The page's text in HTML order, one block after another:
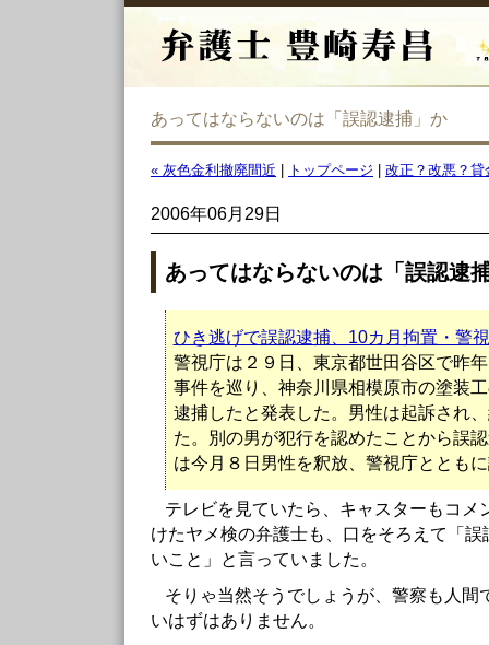
あってはならないのは「誤認逮捕」か
« 灰色金利撤廃間近 トップページ 改正？改悪？貸
2006年06月29日
あってはならないのは「誤認逮
ひき逃げで誤認逮捕、10カ月拘置・警
警視庁は２９日、東京都世田谷区で昨
事件を巡り、神奈川県相模原市の塗装
逮捕したと発表した。男性は起訴され
た。別の男が犯行を認めたことから誤
は今月８日男性を釈放、警視庁ととも
テレビを見ていたら、キャスターもコメ
けたヤメ検の弁護士も、口をそろえて「
いこと」と言っていました。
そりゃ当然そうでしょうが、警察も人間
いはずはありません。